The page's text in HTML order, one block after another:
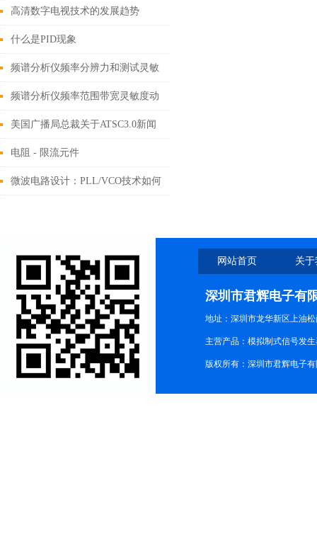
高清数字电视技术的发展趋势
什么是PID现象
频谱分析仪频率分辨力和测试灵敏
度取决于什么
频谱分析仪频率范围带宽灵敏度动
态范围
美国广播局总裁关于ATSC3.0新闻
语录
电阻 - 限流元件
微波电路设计：PLL/VCO技术如何
网站首页 关
深圳市君辉电子有
地址：深圳市龙华新区上油松
主营产品：模拟制式信号发
版权所有：深圳市君辉电子